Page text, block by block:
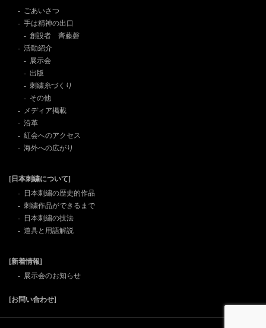
ごあいさつ
手は精神の出口
創設者 齊藤磬
活動紹介
展示会
出版
刺繍糸づくり
その他
メディア掲載
沿革
紅会へのアクセス
海外への広がり
[日本刺繍について]
日本刺繍の歴史的作品
刺繍作品ができるまで
日本刺繍の技法
道具と用語解説
[新着情報]
展示会のお知らせ
[お問い合わせ]